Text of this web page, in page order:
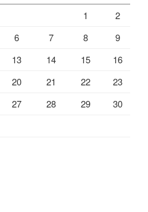
1
2
6 7 8
9
13 14 15
16
20 21 22
23
27 28 29
30